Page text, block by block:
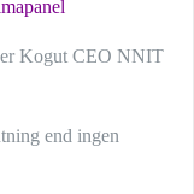
Kogut CEO NNIT
end ingen